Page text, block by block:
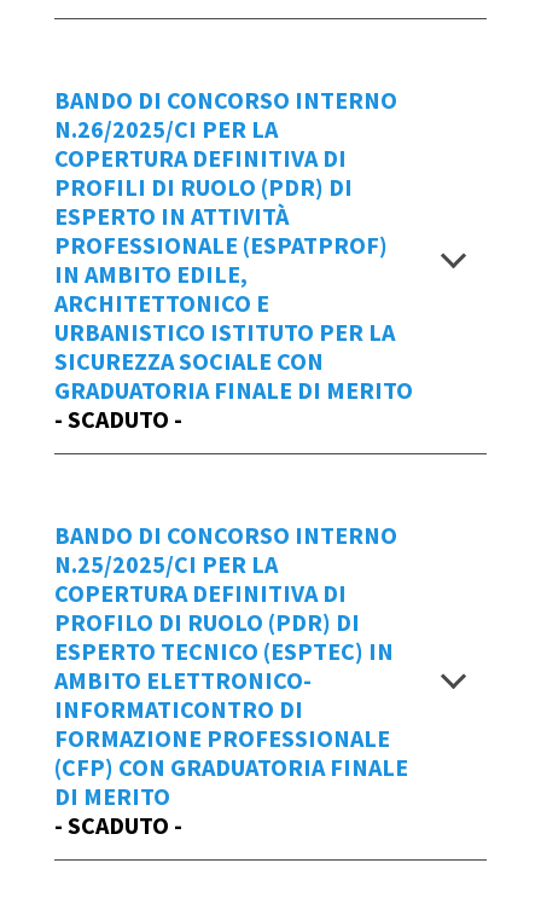
Data Emissione Bando
25/11/2025
BANDO n.28_2025_CI - ESPTEC edile
UPTE
ALLEGATO al Bando ESPTEC edile
UPTE
Allegato sub 1 ESPTEC edile UPTE CI
GRADUATORIA FINALE DI MERITO
BANDO N. 28/2025/CI
27/2025/CI
Scadenza
entro le ore 18:00 di lunedì 10
novembre 2025
Per creare unaNUOVA domanda di
partecipazioneal bando cliccare
Manuale d'uso IOL
Bando 27/2025/CI ESPTEC edile
Catasto
Allegato Bando 27/2025/CI ESPETC
edile Catasto
Allegato sub1 Bando 27/2025/CI
ESPTEC edile CATASTO
GRADUATORIA FINALE DI MERITO
BANDO N. 27/2025/CI
Visualizza
BANDO DI CONCORSO INTERNO
N.26/2025/CI PER LA
COPERTURA DEFINITIVA DI
PROFILI DI RUOLO (PDR) DI
ESPERTO IN ATTIVITÀ
PROFESSIONALE (ESPATPROF)
IN AMBITO EDILE,
ARCHITETTONICO E
URBANISTICO ISTITUTO PER LA
SICUREZZA SOCIALE CON
GRADUATORIA FINALE DI MERITO
- SCADUTO -
26/2025/CI
Scadenza domande
entro le ore 18:00 di giovedì 24 luglio
2025
Per creare unaNUOVA Domanda di
Partecipazione
cliccarequi
BANDO DI CONCORSO INTERNO
N.25/2025/CI PER LA
COPERTURA DEFINITIVA DI
PROFILO DI RUOLO (PDR) DI
ESPERTO TECNICO (ESPTEC) IN
AMBITO ELETTRONICO-
INFORMATICONTRO DI
FORMAZIONE PROFESSIONALE
(CFP) CON GRADUATORIA FINALE
DI MERITO
- SCADUTO -